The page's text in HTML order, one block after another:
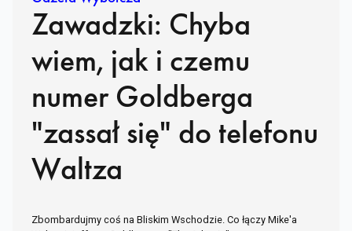
Zawadzki: Chyba
wiem, jak i czemu
numer Goldberga
"zassał się" do telefonu
Waltza
Zbombardujmy coś na Bliskim Wschodzie. Co łączy Mike'a